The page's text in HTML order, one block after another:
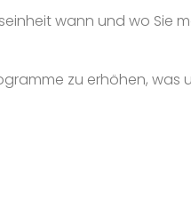
wann und wo
zu erhöhen,